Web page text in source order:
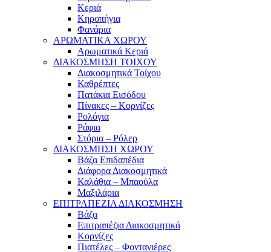
Κεριά
Κηροπήγια
Φανάρια
ΑΡΩΜΑΤΙΚΑ ΧΩΡΟΥ
Αρωματικά Κεριά
ΔΙΑΚΟΣΜΗΣΗ ΤΟΙΧΟΥ
Διακοσμητικά Τοίχου
Καθρέπτες
Πατάκια Εισόδου
Πίνακες – Κορνίζες
Ρολόγια
Ράφια
Στόρια – Ρόλερ
ΔΙΑΚΟΣΜΗΣΗ ΧΩΡΟΥ
Βάζα Επιδαπέδια
Διάφορα Διακοσμητικά
Καλάθια – Μπαούλα
Μαξιλάρια
ΕΠΙΤΡΑΠΕΖΙΑ ΔΙΑΚΟΣΜΗΣΗ
Βάζα
Επιτραπέζια Διακοσμητικά
Κορνίζες
Πιατέλες – Φοντανιέρες